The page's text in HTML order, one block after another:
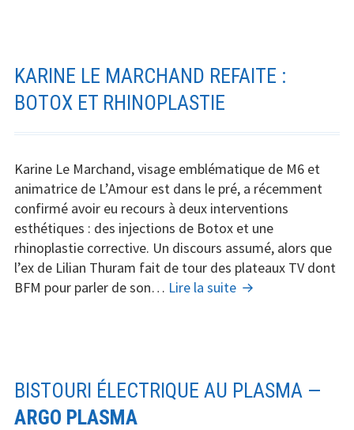
vos
en
2025
KARINE LE MARCHAND REFAITE :
BOTOX ET RHINOPLASTIE
Karine Le Marchand, visage emblématique de M6 et
animatrice de L’Amour est dans le pré, a récemment
confirmé avoir eu recours à deux interventions
esthétiques : des injections de Botox et une
rhinoplastie corrective. Un discours assumé, alors que
l’ex de Lilian Thuram fait de tour des plateaux TV dont
BFM pour parler de son… Lire la suite Karine
Botox
BISTOURI ÉLECTRIQUE AU PLASMA —
ARGO PLASMA